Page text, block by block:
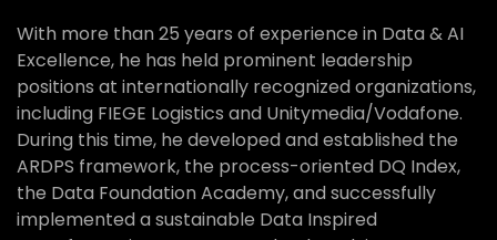
With more than 25 years of experience in Data & AI
Excellence, he has held prominent leadership
positions at internationally recognized organizations,
including FIEGE Logistics and Unitymedia/Vodafone.
During this time, he developed and established the
ARDPS framework, the process-oriented DQ Index,
the Data Foundation Academy, and successfully
implemented a sustainable Data Inspired